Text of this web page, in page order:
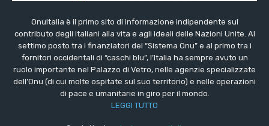
OnuItalia è il primo sito di informazione indipendente sul
contributo degli italiani alla vita e agli ideali delle Nazioni Unite. Al
settimo posto tra i finanziatori del “Sistema Onu” e al primo tra i
fornitori occidentali di “caschi blu”, l’Italia ha sempre avuto un
ruolo importante nel Palazzo di Vetro, nelle agenzie specializzate
dell’Onu (di cui molte ospitate sul suo territorio) e nelle operazioni
di pace e umanitarie in giro per il mondo.
LEGGI TUTTO